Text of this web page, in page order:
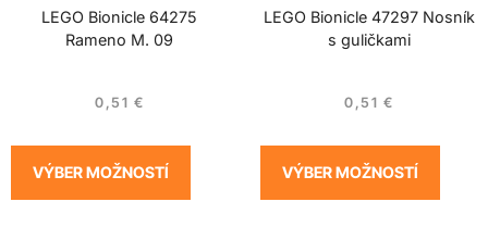
LEGO Bionicle 64275
Rameno M. 09
0,51 €
VÝBER MOŽNOSTÍ
LEGO Bionicle 47297 Nosník
s guličkami
0,51 €
VÝBER MOŽNOSTÍ